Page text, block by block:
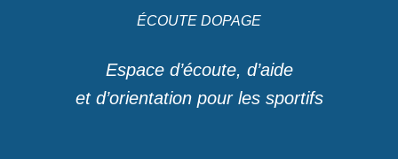
ÉCOUTE DOPAGE
Espace d’écoute, d’aide
et d’orientation pour les sportifs